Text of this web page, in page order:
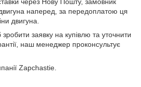
через Нову Пошту, замовник
наперед, за передоплатою ця
двигуна.
заявку на купівлю та уточнити
наш менеджер проконсультує
Zapchastie.